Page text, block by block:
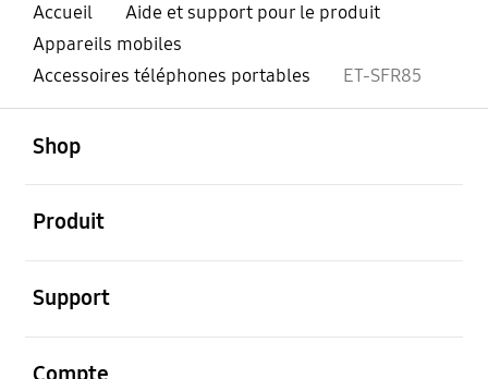
Accueil
Aide et support pour le produit
Appareils mobiles
Accessoires téléphones portables
ET-SFR85
Shop
Produit
Support
Compte